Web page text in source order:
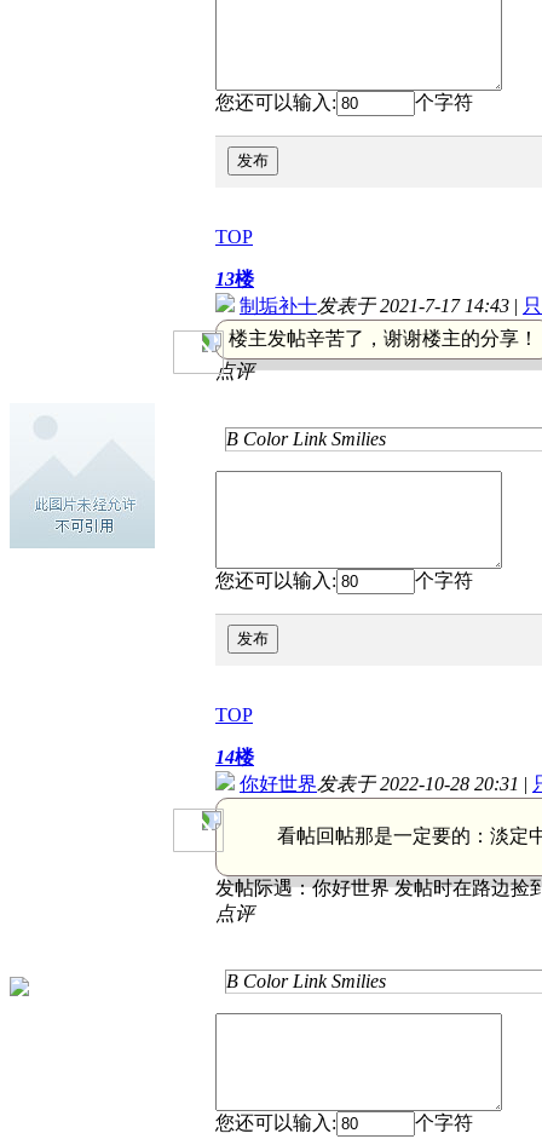
您还可以输入: 个字符
发布
TOP
13楼
制垢补十发表于 2021-7-17 14:43 |
楼主发帖辛苦了，谢谢楼主的分享！
点评
B Color Link Smilies
您还可以输入: 个字符
发布
TOP
14楼
你好世界发表于 2022-10-28 20:31 |
看帖回帖那是一定要的： 淡定
发帖际遇：你好世界 发帖时在路边捡
点评
B Color Link Smilies
您还可以输入: 个字符